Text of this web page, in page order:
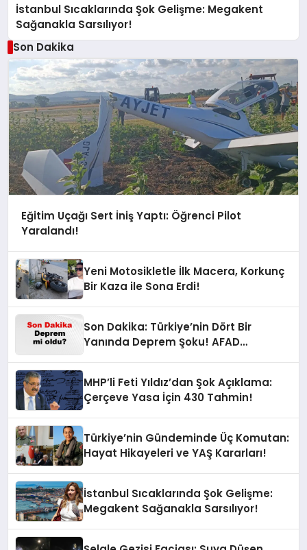
İstanbul Sıcaklarında Şok Gelişme: Megakent
Sağanakla Sarsılıyor!
Son Dakika
Eğitim Uçağı Sert İniş Yaptı: Öğrenci Pilot
Yaralandı!
Yeni Motosikletle İlk Macera, Korkunç
Bir Kaza ile Sona Erdi!
Son Dakika: Türkiye’nin Dört Bir
Yanında Deprem Şoku! AFAD
MHP’li Feti Yıldız’dan Şok Açıklama:
Çerçeve Yasa İçin 430 Tahmin!
Türkiye’nin Gündeminde Üç Komutan:
Hayat Hikayeleri ve YAŞ Kararları!
İstanbul Sıcaklarında Şok Gelişme:
Megakent Sağanakla Sarsılıyor!